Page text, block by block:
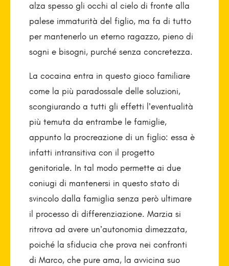
alza spesso gli occhi al cielo di fronte alla
palese immaturità del figlio, ma fa di tutto
per mantenerlo un eterno ragazzo, pieno di
sogni e bisogni, purché senza concretezza.
La cocaina entra in questo gioco familiare
come la più paradossale delle soluzioni,
scongiurando a tutti gli effetti l’eventualità
più temuta da entrambe le famiglie,
appunto la procreazione di un figlio: essa è
infatti intransitiva con il progetto
genitoriale. In tal modo permette ai due
coniugi di mantenersi in questo stato di
svincolo dalla famiglia senza però ultimare
il processo di differenziazione. Marzia si
ritrova ad avere un’autonomia dimezzata,
poiché la sfiducia che prova nei confronti
di Marco, che pure ama, la avvicina suo